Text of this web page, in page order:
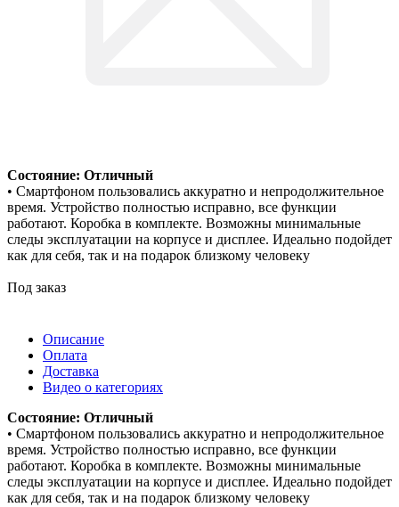
Состояние: Отличный
• Смартфоном пользовались аккуратно и непродолжительное
время. Устройство полностью исправно, все функции
работают. Коробка в комплекте. Возможны минимальные
следы эксплуатации на корпусе и дисплее. Идеально подойдет
как для себя, так и на подарок близкому человеку
Под заказ
Описание
Оплата
Доставка
Видео о категориях
Состояние: Отличный
• Смартфоном пользовались аккуратно и непродолжительное
время. Устройство полностью исправно, все функции
работают. Коробка в комплекте. Возможны минимальные
следы эксплуатации на корпусе и дисплее. Идеально подойдет
как для себя, так и на подарок близкому человеку